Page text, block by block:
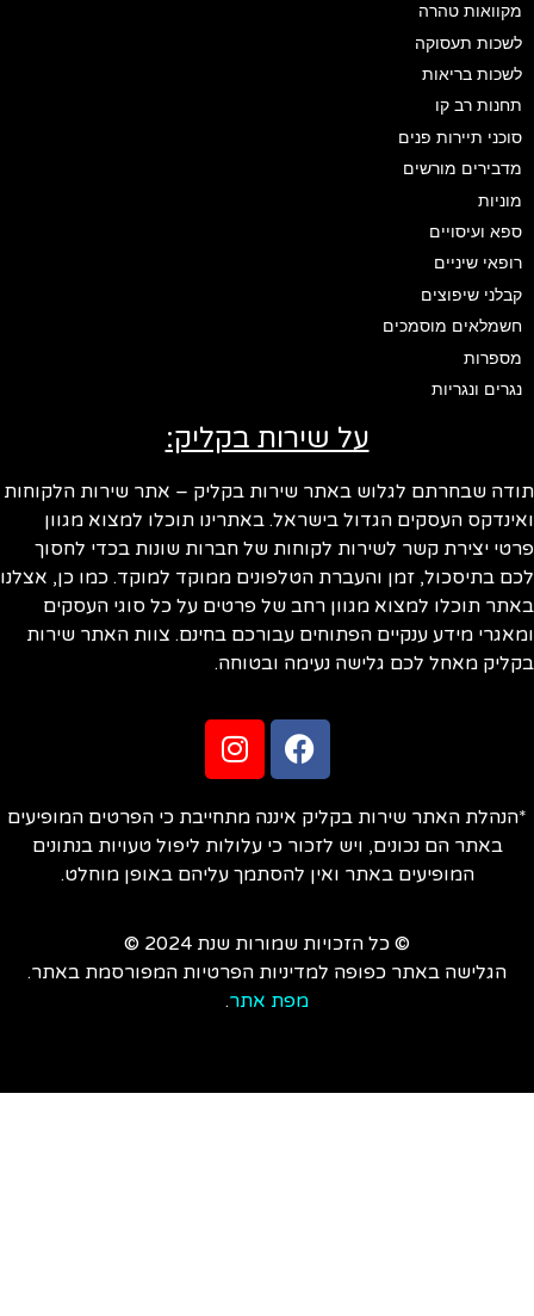
מקוואות טהרה
לשכות תעסוקה
לשכות בריאות
תחנות רב קו
סוכני תיירות פנים
מדבירים מורשים
מוניות
ספא ועיסויים
רופאי שיניים
קבלני שיפוצים
חשמלאים מוסמכים
מספרות
נגרים ונגריות
על שירות בקליק:
שבחרתם לגלוש באתר שירות בקליק – אתר שירות הלקוחות
העסקים הגדול בישראל. באתרינו תוכלו למצוא מגוון
יצירת קשר לשירות לקוחות של חברות שונות בכדי לחסוך
בתיסכול, זמן והעברת הטלפונים ממוקד למוקד. כמו כן, אצלנו
תוכלו למצוא מגוון רחב של פרטים על כל סוגי העסקים
מידע ענקיים הפתוחים עבורכם בחינם. צוות האתר שירות
מאחל לכם גלישה נעימה ובטוחה.
האתר שירות בקליק איננה מתחייבת כי הפרטים המופיעים
באתר הם נכונים, ויש לזכור כי עלולות ליפול טעויות בנתונים
המופיעים באתר ואין להסתמך עליהם באופן מוחלט.
© כל הזכויות שמורות שנת 2024 ©
הגלישה באתר כפופה למדיניות הפרטיות המפורסמת באתר.
מפת אתר.